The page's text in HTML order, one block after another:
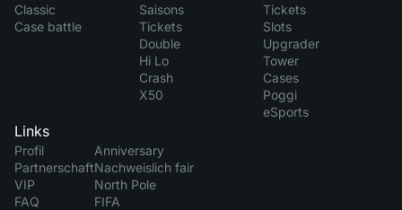
Classic
Case battle
Saisons
Tickets
Double
Hi Lo
Crash
X50
Tickets
Slots
Upgrader
Tower
Cases
Poggi
eSports
Links
Profil
Partnerschaft
VIP
FAQ
Anniversary
Nachweislich fair
North Pole
FIFA